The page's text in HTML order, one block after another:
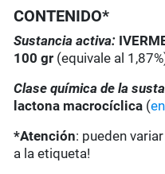
CONTENIDO*
Sustancia activa:
100 gr (equivale al
Clase química de la
lactona macrocíclica (
*Atención: pueden
a la etiqueta!